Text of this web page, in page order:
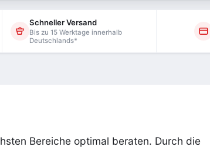
Schneller Versand
Bis zu 15 Werktage innerhalb
Deutschlands*
Bereiche optimal beraten. Durch die